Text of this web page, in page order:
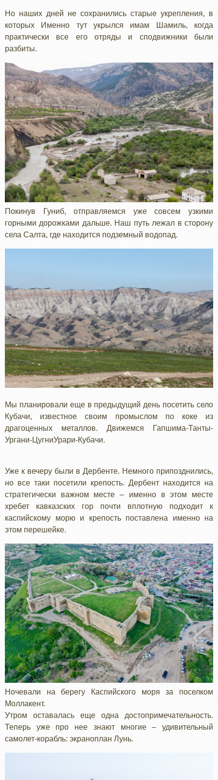
Но наших дней не сохранились старые укрепления, в
которых Именно тут укрылся имам Шамиль, когда
практически все его отряды и сподвижники были
разбиты.
Покинув Гуниб, отправляемся уже совсем узкими
горными дорожками дальше. Наш путь лежал в сторону
села Салта, где находится подземный водопад.
Мы планировали еще в предыдущий день посетить село
Кубачи, известное своим промыслом по коке из
драгоценных металлов. Движемся Гапшима-Танты-
Ургани-ЦугниУрари-Кубачи.
Уже к вечеру были в Дербенте. Немного припозднились,
но все таки посетили крепость. Дербент находится на
стратегически важном месте – именно в этом месте
хребет кавказских гор почти вплотную подходит к
каспийскому морю и крепость поставлена именно на
этом перешейке.
Ночевали на берегу Каспийского моря за поселком
Моллакент.
Утром оставалась еще одна достопримечательность.
Теперь уже про нее знают многие – удивительный
самолет-корабль: экраноплан Лунь.